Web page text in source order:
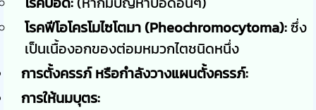
โรคฟีโอโครโมไซโตมา (Pheochromocytoma):ซึ่ง
เป็นเนื้องอกของต่อมหมวกไตชนิดหนึ่ง
การตั้งครรภ์ หรือกำลังวางแผนตั้งครรภ์:
การให้นมบุตร: